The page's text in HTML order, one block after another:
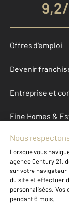
9,2/
Offres d'emploi
Devenir
Entreprise et
Fine Homes &
À propos
International
Nous contacter